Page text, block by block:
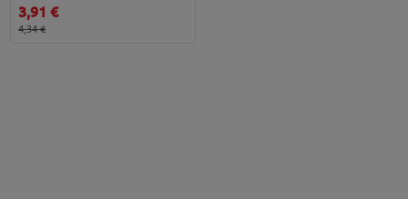
3,91 €
4,34 €